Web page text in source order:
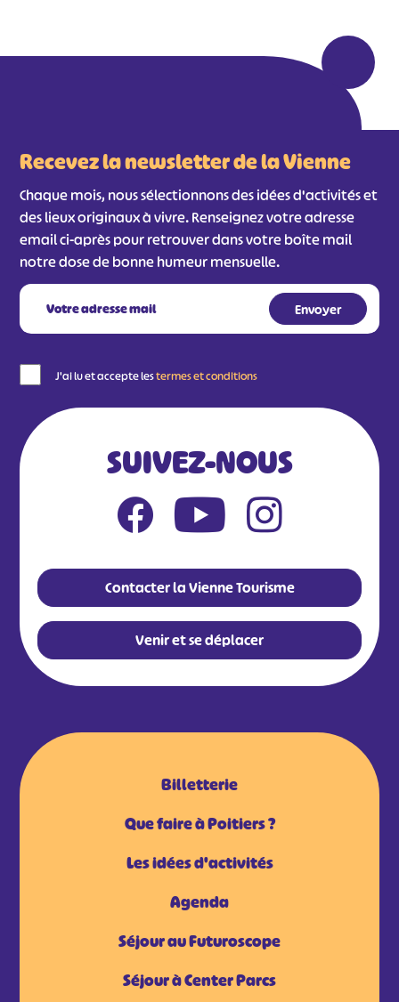
Recevez la newsletter de la Vienne
Chaque mois, nous sélectionnons des idées d'activités et
des lieux originaux à vivre. Renseignez votre adresse
email ci-après pour retrouver dans votre boîte mail
notre dose de bonne humeur mensuelle.
J'ai lu et accepte lestermes et conditions
SUIVEZ-NOUS
Contacter la Vienne Tourisme
Venir et se déplacer
Billetterie
Que faire à Poitiers ?
Les idées d'activités
Agenda
Séjour au Futuroscope
Séjour à Center Parcs